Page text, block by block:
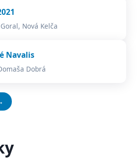
Nová Kelča
Navalis
Dobrá